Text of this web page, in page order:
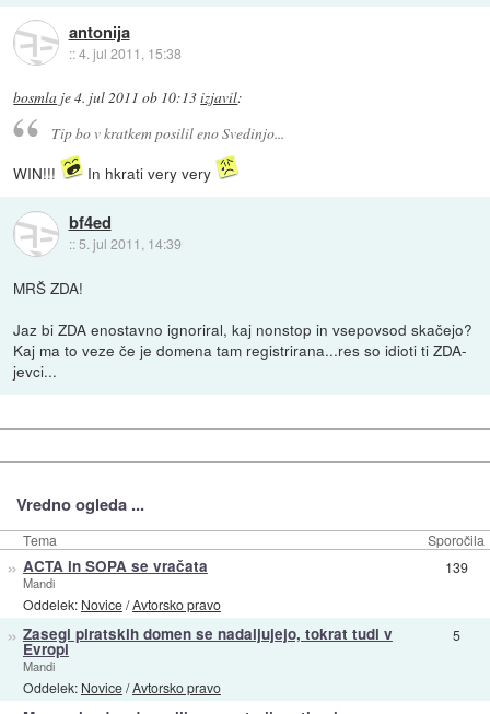
antonija
::4. jul 2011, 15:38
bosmla je4. jul 2011 ob 10:13izjavil:
Tip bo v kratkem posilil eno Svedinjo...
WIN!!! In hkrati very very
bf4ed
:: 5. jul 2011, 14:39
MRŠ ZDA!
Jaz bi ZDA enostavno ignoriral, kaj nonstop in vsepovsod skačejo?
Kaj ma to veze če je domena tam registrirana...res so idioti ti ZDA-
jevci...
Vredno ogleda ...
Tema Sporočila
» ACTA in SOPA se vračata
Mandi
Oddelek: Novice/Avtorsko pravo
139
» Zasegi piratskih domen se nadaljujejo, tokrat tudi v
Evropi
Mandi
Oddelek: Novice/Avtorsko pravo
5